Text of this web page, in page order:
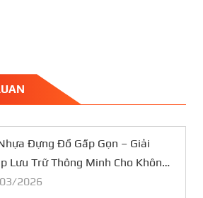
Đựng Đồ Gấp Gọn – Giải
Lưu Trữ Thông Minh Cho Không
Nhỏ
2026